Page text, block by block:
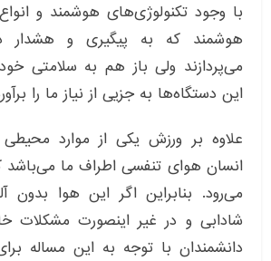
با وجود تکنولوژی‌های هوشمند و
هوشمند که به پیگیری و هشدار
می‌پردازند ولی باز هم به سلامتی
این دستگاه‌ها به جزیی از نیاز ما را
علاوه بر ورزش یکی از موارد
انسان هوای تنفسی اطراف ما می‌باشد
می‌رود. بنابراین اگر این هوا
شادابی و در غیر اینصورت مشکلات
دانشمندان با توجه به این مساله